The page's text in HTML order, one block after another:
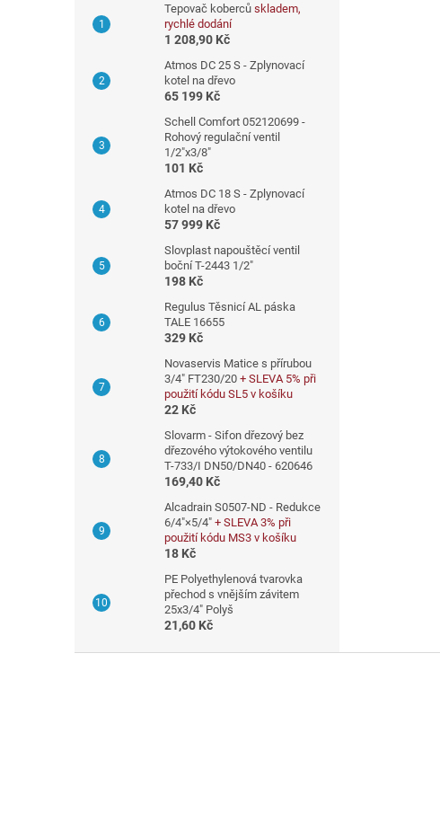
Tepovač koberců skladem,
rychlé dodání
1 208,90 Kč
Atmos DC 25 S - Zplynovací
kotel na dřevo
65 199 Kč
Schell Comfort 052120699 -
Rohový regulační ventil
1/2"x3/8"
101 Kč
Atmos DC 18 S - Zplynovací
kotel na dřevo
57 999 Kč
Slovplast napouštěcí ventil
boční T-2443 1/2"
198 Kč
Regulus Těsnicí AL páska
TALE 16655
329 Kč
Novaservis Matice s přírubou
3/4" FT230/20 + SLEVA 5% při
použití kódu SL5 v košíku
22 Kč
Slovarm - Sifon dřezový bez
dřezového výtokového ventilu
T-733/I DN50/DN40 - 620646
169,40 Kč
Alcadrain S0507-ND - Redukce
6/4"×5/4" + SLEVA 3% při
použití kódu MS3 v košíku
18 Kč
PE Polyethylenová tvarovka
přechod s vnějším závitem
25x3/4" Polyš
21,60 Kč